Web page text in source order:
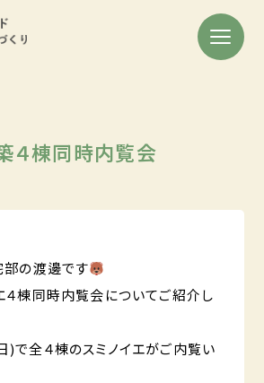
４棟同時内覧会
部の渡邊です
４棟同時内覧会についてご紹介し
全４棟のスミノイエがご内覧い